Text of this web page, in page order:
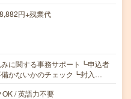
円+残業代
みに関する事務サポート┗申込者
かないかのチェック┗封入…
/ 英語力不要